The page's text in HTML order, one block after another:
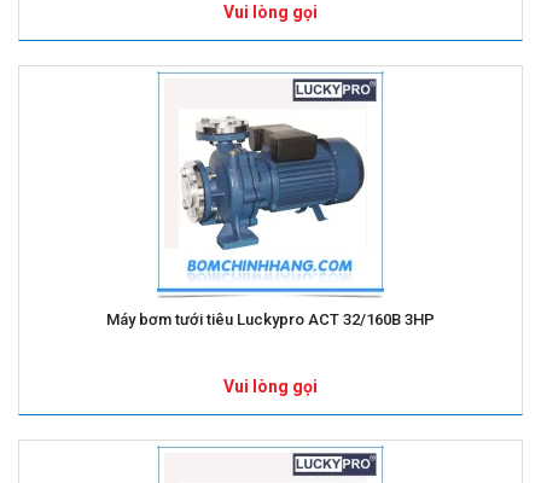
Vui lòng gọi
Máy bơm tưới tiêu Luckypro ACT 32/160B 3HP
Vui lòng gọi